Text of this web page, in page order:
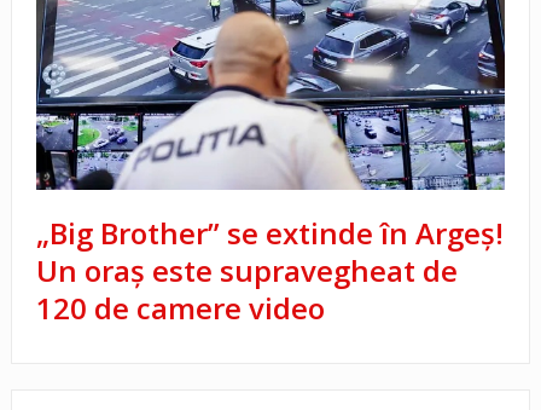
„Big Brother” se extinde în Argeș!
Un oraș este supravegheat de
120 de camere video